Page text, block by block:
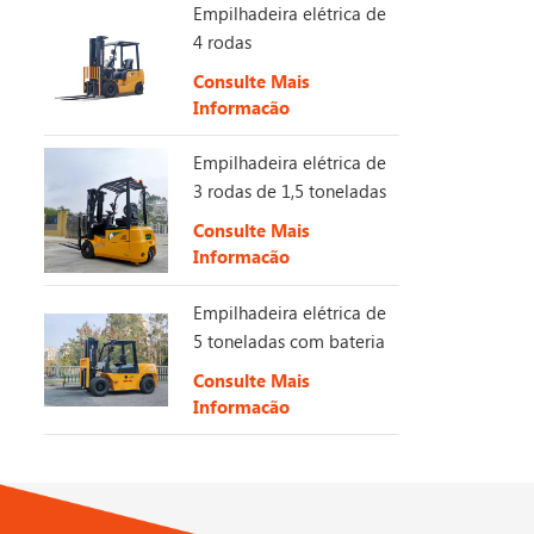
Empilhadeira elétrica de
4 rodas
Consulte Mais
Informação
Empilhadeira elétrica de
3 rodas de 1,5 toneladas
Consulte Mais
Informação
Empilhadeira elétrica de
5 toneladas com bateria
de longa duração de
153V 230Ah.
Consulte Mais
Informação